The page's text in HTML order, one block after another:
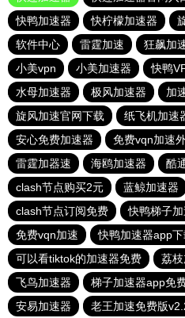
快鸭加速器
快柠檬加速器
软件中心
雷霆加速 狂飙加
小美vpn
小美加速器 快鸭
水母加速器
极风加速器 加
旋风加速官网下载
纸飞机加速
安心免费加速器
免费vqn加速
雷霆加器速
海鸥加速器
酷
clash节点购买2元
蓝鲸加速器
clash节点订阅免费
快鸭梯子
免费vqn加速
快鸭加速器app
可以看tiktok的加速器免费
荔
飞鸟加速器
梯子加速器app免
安易加速器
老王加速免费版